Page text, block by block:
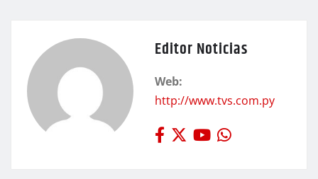
Editor Noticias
Web:
http://www.tvs.com.py